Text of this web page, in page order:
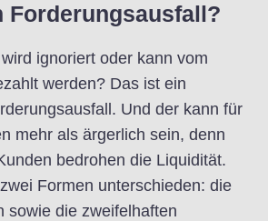
Forderungsausfall?
ignoriert oder kann vom
werden? Das ist ein
Und der kann für
mehr als ärgerlich sein, denn
bedrohen die Liquidität.
Formen unterschieden: die
sowie die zweifelhaften